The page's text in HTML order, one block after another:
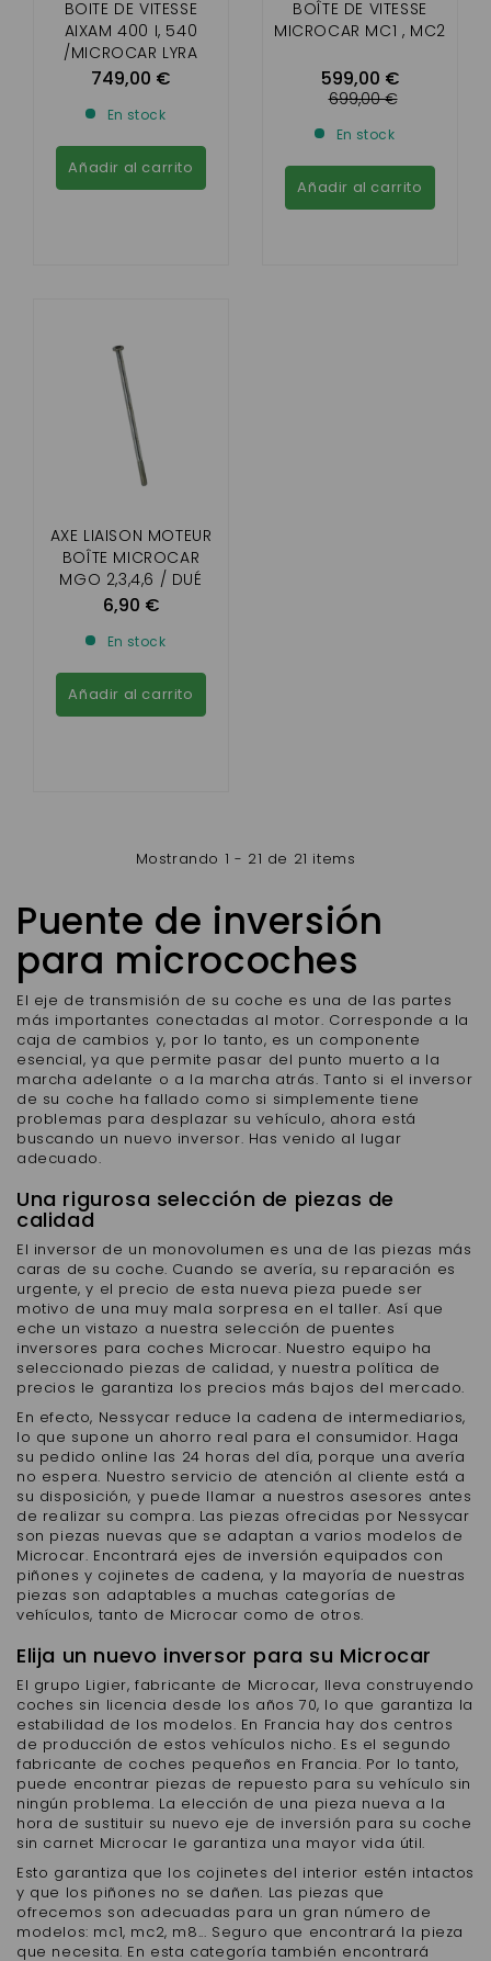
BOITE DE VITESSE
AIXAM 400 I, 540
/MICROCAR LYRA
,VIRGO/ CHATENET
TITANE / BELLIER B8
D'ORIGINE
749,00 €
En stock
Añadir al carrito
BOÎTE DE VITESSE
MICROCAR MC1 , MC2
599,00 €
699,00 €
En stock
Añadir al carrito
AXE LIAISON MOTEUR
BOÎTE MICROCAR
MGO 2,3,4,6 / DUÉ
2/3/6/LIGIER XTOO
JSRC, JS50,JS60 /
MOTEUR LOMBARDINI
DCI
6,90 €
En stock
Añadir al carrito
Mostrando 1 - 21 de 21 items
Puente de inversión
para microcoches
El eje de transmisión de su coche es una de las partes
más importantes conectadas al motor. Corresponde a la
caja de cambios y, por lo tanto, es un componente
esencial, ya que permite pasar del punto muerto a la
marcha adelante o a la marcha atrás. Tanto si el inversor
de su coche ha fallado como si simplemente tiene
problemas para desplazar su vehículo, ahora está
buscando un nuevo inversor. Has venido al lugar
adecuado.
Una rigurosa selección de piezas de
calidad
El inversor de un monovolumen es una de las piezas más
caras de su coche. Cuando se avería, su reparación es
urgente, y el precio de esta nueva pieza puede ser
motivo de una muy mala sorpresa en el taller. Así que
eche un vistazo a nuestra selección de puentes
inversores para coches Microcar. Nuestro equipo ha
seleccionado piezas de calidad, y nuestra política de
precios le garantiza los precios más bajos del mercado.
En efecto, Nessycar reduce la cadena de intermediarios,
lo que supone un ahorro real para el consumidor. Haga
su pedido online las 24 horas del día, porque una avería
no espera. Nuestro servicio de atención al cliente está a
su disposición, y puede llamar a nuestros asesores antes
de realizar su compra. Las piezas ofrecidas por Nessycar
son piezas nuevas que se adaptan a varios modelos de
Microcar. Encontrará ejes de inversión equipados con
piñones y cojinetes de cadena, y la mayoría de nuestras
piezas son adaptables a muchas categorías de
vehículos, tanto de Microcar como de otros.
Elija un nuevo inversor para su Microcar
El grupo Ligier, fabricante de Microcar, lleva construyendo
coches sin licencia desde los años 70, lo que garantiza la
estabilidad de los modelos. En Francia hay dos centros
de producción de estos vehículos nicho. Es el segundo
fabricante de coches pequeños en Francia. Por lo tanto,
puede encontrar piezas de repuesto para su vehículo sin
ningún problema. La elección de una pieza nueva a la
hora de sustituir su nuevo eje de inversión para su coche
sin carnet Microcar le garantiza una mayor vida útil.
Esto garantiza que los cojinetes del interior estén intactos
y que los piñones no se dañen. Las piezas que
ofrecemos son adecuadas para un gran número de
modelos: mc1, mc2, m8... Seguro que encontrará la pieza
que necesita. En esta categoría también encontrará